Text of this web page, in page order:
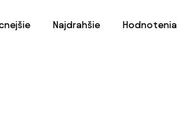
Najdrahšie Hodnotenia